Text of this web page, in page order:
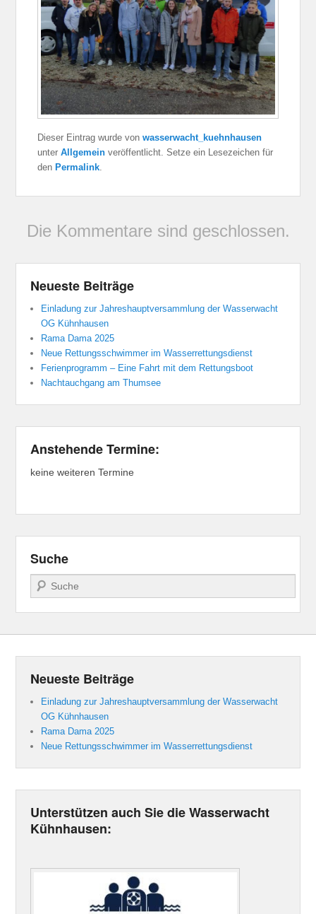
Dieser Eintrag wurde vonwasserwacht_kuehnhausen
unterAllgemein veröffentlicht. Setze ein Lesezeichen für
den Permalink.
Die Kommentare sind geschlossen.
Neueste Beiträge
Einladung zur Jahreshauptversammlung der Wasserwacht
OG Kühnhausen
Rama Dama 2025
Neue Rettungsschwimmer im Wasserrettungsdienst
Ferienprogramm – Eine Fahrt mit dem Rettungsboot
Nachtauchgang am Thumsee
Anstehende Termine:
keine weiteren Termine
Suche
Suchen
Neueste Beiträge
Einladung zur Jahreshauptversammlung der Wasserwacht
OG Kühnhausen
Rama Dama 2025
Neue Rettungsschwimmer im Wasserrettungsdienst
Unterstützen auch Sie die Wasserwacht
Kühnhausen: